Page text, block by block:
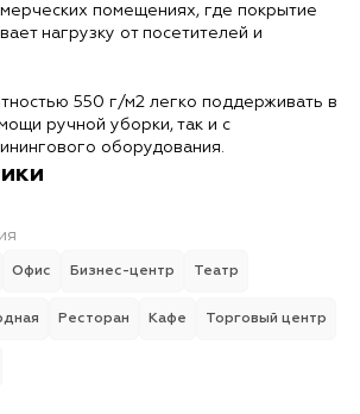
помещениях, где покрытие
нагрузку от посетителей и
550 г/м2 легко поддерживать в
ручной уборки, так и с
оборудования.
Офис Бизнес-центр Театр
Ресторан Кафе Торговый центр